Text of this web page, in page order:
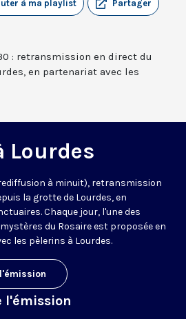
Partager
à ma playlist
: retransmission en direct du
en partenariat avec les
Lourdes
à minuit), retransmission
la grotte de Lourdes, en
Chaque jour, l'une des
du Rosaire est proposée en
les pèlerins à Lourdes.
l'émission